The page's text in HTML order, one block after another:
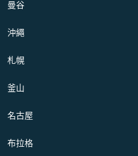
曼谷
沖繩
札幌
釜山
名古屋
布拉格